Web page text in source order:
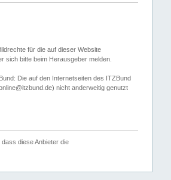
für die auf dieser Website
sich bitte beim Herausgeber melden.
Die auf den Internetseiten des ITZBund
nicht anderweitig genutzt
diese Anbieter die